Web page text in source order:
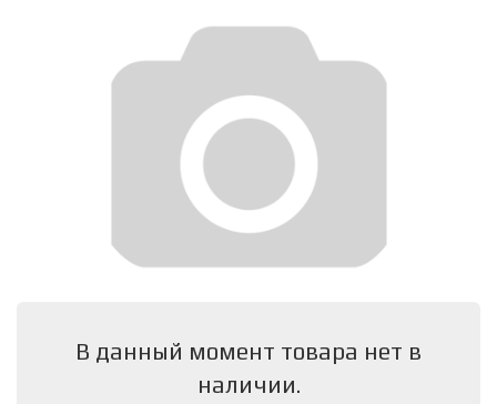
В данный момент товара нет в
наличии.